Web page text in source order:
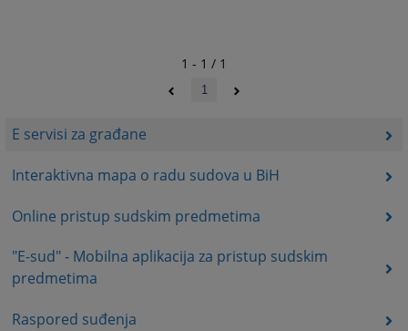
E servisi za građane
Interaktivna mapa o radu sudova u BiH
Online pristup sudskim predmetima
"E-sud" - Mobilna aplikacija za pristup sudskim
predmetima
Raspored suđenja
1 - 1 / 1
1